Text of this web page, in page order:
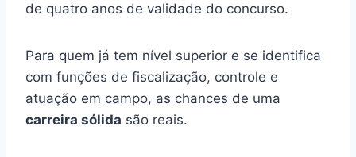
de quatro anos de validade do concurso.
Para quem já tem nível superior e se identifica
com funções de fiscalização, controle e
atuação em campo, as chances de uma
carreira sólida são reais.